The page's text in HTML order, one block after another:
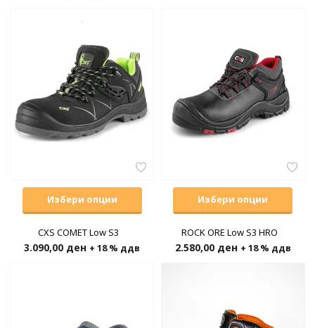
Избери опции
CXS COMET Low S3
3.090,00 ден + 18 % ддв
Избери опции
ROCK ORE Low S3 HRO
2.580,00 ден + 18 % ддв